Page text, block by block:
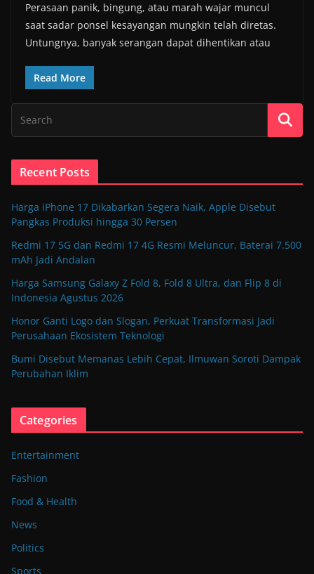
Perasaan panik, bingung, atau marah wajar muncul
saat sadar ponsel kesayangan mungkin telah diretas.
Untungnya, banyak serangan dapat dihentikan atau
Read More
Recent Posts
Harga iPhone 17 Dikabarkan Segera Naik, Apple Disebut
Pangkas Produksi hingga 30 Persen
Redmi 17 5G dan Redmi 17 4G Resmi Meluncur, Baterai 7.500
mAh Jadi Andalan
Harga Samsung Galaxy Z Fold 8, Fold 8 Ultra, dan Flip 8 di
Indonesia Agustus 2026
Honor Ganti Logo dan Slogan, Perkuat Transformasi Jadi
Perusahaan Ekosistem Teknologi
Bumi Disebut Memanas Lebih Cepat, Ilmuwan Soroti Dampak
Perubahan Iklim
Categories
Entertainment
Fashion
Food & Health
News
Politics
Sports